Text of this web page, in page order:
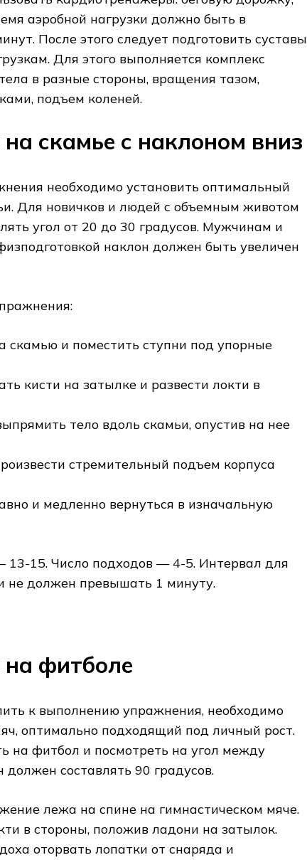
аэробной нагрузки должно быть в
После этого следует подготовить суставы
Для этого выполняется комплекс
в разные стороны, вращения тазом,
подъем коленей.
скамье с наклоном вниз
необходимо установить оптимальный
Для новичков и людей с объемным животом
угол от 20 до 30 градусов. Мужчинам и
наклон должен быть увеличен
скамью и поместить ступни под упорные
кисти на затылке и развести локти в
тело вдоль скамьи, опустив на нее
стремительный подъем корпуса
и медленно вернуться в изначальную
13-15. Число подходов — 4-5. Интервал для
не должен превышать 1 минуту.
фитболе
к выполнению упражнения, необходимо
оптимально подходящий под личный рост.
на фитбол и посмотреть на угол между
составлять 90 градусов.
лежа на спине на гимнастическом мяче.
в стороны, положив ладони на затылок.
оторвать лопатки от снаряда и